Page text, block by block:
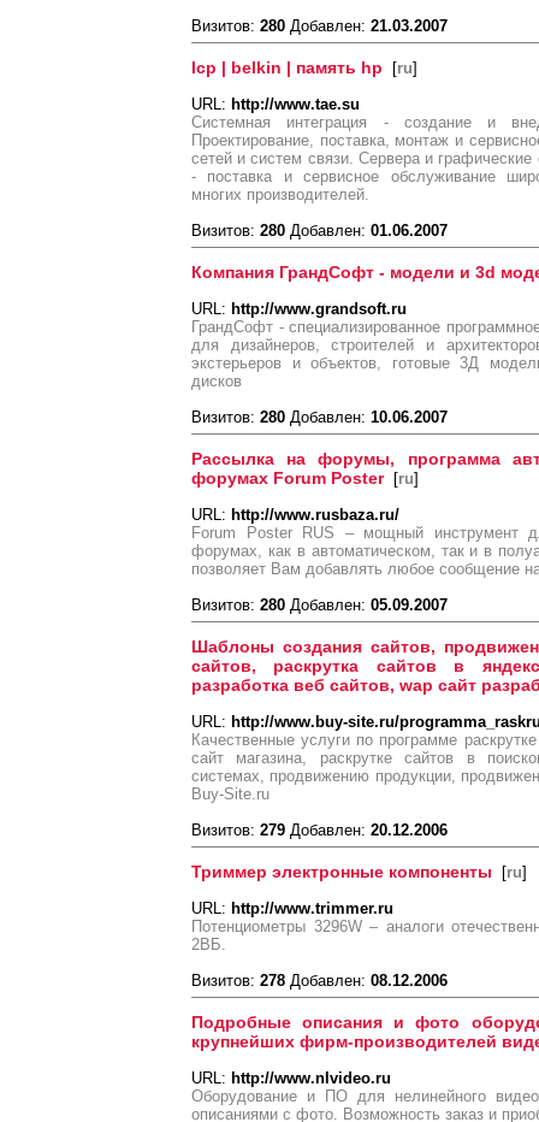
Визитов: 280 Добавлен: 21.03.2007
Icp | belkin | память hp [ru]
URL: http://www.tae.su
Системная интеграция - создание и
Проектирование, поставка, монтаж и
сетей и систем связи. Сервера и
- поставка и сервисное обслуживание
многих производителей.
Визитов: 280 Добавлен: 01.06.2007
Компания ГрандСофт - модели и 3d
URL: http://www.grandsoft.ru
ГрандСофт - специализированное
для дизайнеров, строителей и
экстерьеров и объектов, готовые 3Д
дисков
Визитов: 280 Добавлен: 10.06.2007
Рассылка на форумы, программа
форумах Forum Poster[ru]
URL: http://www.rusbaza.ru/
Forum Poster RUS – мощный инструмент
форумах, как в автоматическом, так и в
позволяет Вам добавлять любое сообщение
Визитов: 280 Добавлен: 05.09.2007
Шаблоны создания сайтов,
сайтов, раскрутка сайтов в
разработка веб сайтов, wap сайт
URL: http://www.buy-site.ru/
Качественные услуги по программе
сайт магазина, раскрутке сайтов в
системах, продвижению продукции,
Buy-Site.ru
Визитов: 279 Добавлен: 20.12.2006
Триммер электронные компоненты [ru]
URL: http://www.trimmer.ru
Потенциометры 3296W – аналоги
2ВБ.
Визитов: 278 Добавлен: 08.12.2006
Подробные описания и фото
крупнейших фирм-производителей
URL: http://www.nlvideo.ru
Оборудование и ПО для нелинейного
описаниями с фото. Возможность заказ и